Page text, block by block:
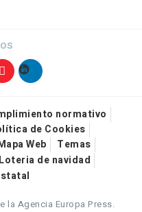
normativo
de Cookies
Web
Temas
Loteria de navidad
la Agencia Europa Press.